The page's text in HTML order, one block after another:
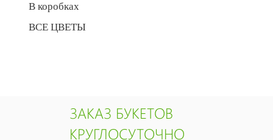
В коробках
ВСЕ ЦВЕТЫ
ЗАКАЗ БУКЕТОВ
КРУГЛОСУТОЧНО